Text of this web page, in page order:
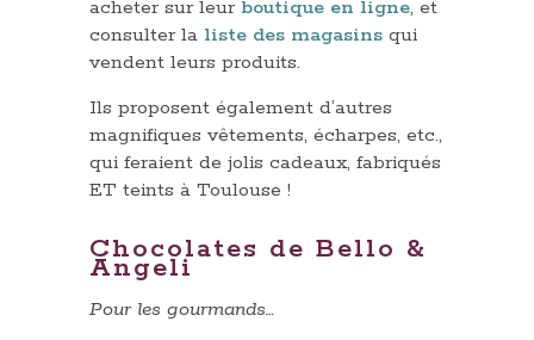
acheter sur leurboutique en ligne, et
consulter la liste des magasins qui
vendent leurs produits.
Ils proposent également d’autres
magnifiques vêtements, écharpes, etc.,
qui feraient de jolis cadeaux, fabriqués
ET teints à Toulouse !
Chocolates de Bello &
Angeli
Pour les gourmands…